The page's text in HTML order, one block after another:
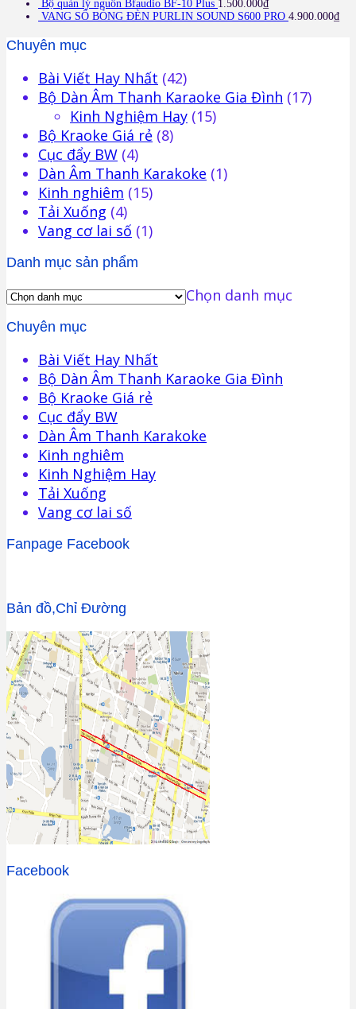
Bộ quản lý nguồn Bfaudio BF-10 Plus 1.500.000₫
VANG SỐ BÓNG ĐÈN PURLIN SOUND S600 PRO 4.900.000₫
Chuyên mục
Bài Viết Hay Nhất (42)
Bộ Dàn Âm Thanh Karaoke Gia Đình (17)
Kinh Nghiệm Hay (15)
Bộ Kraoke Giá rẻ (8)
Cục đẩy BW (4)
Dàn Âm Thanh Karakoke (1)
Kinh nghiêm (15)
Tải Xuống (4)
Vang cơ lai số (1)
Danh mục sản phẩm
Chọn danh mục
Chuyên mục
Bài Viết Hay Nhất
Bộ Dàn Âm Thanh Karaoke Gia Đình
Bộ Kraoke Giá rẻ
Cục đẩy BW
Dàn Âm Thanh Karakoke
Kinh nghiêm
Kinh Nghiệm Hay
Tải Xuống
Vang cơ lai số
Fanpage Facebook
Bản đồ,Chỉ Đường
Facebook